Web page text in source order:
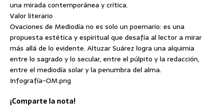
una mirada contemporánea y crítica.
Valor literario
Ovaciones de Mediodía no es solo un poemario: es una
propuesta estética y espiritual que desafía al lector a mirar
más allá de lo evidente. Altuzar Suárez logra una alquimia
entre lo sagrado y lo secular, entre el púlpito y la redacción,
entre el mediodía solar y la penumbra del alma.
Infografía-OM.png
¡Comparte la nota!